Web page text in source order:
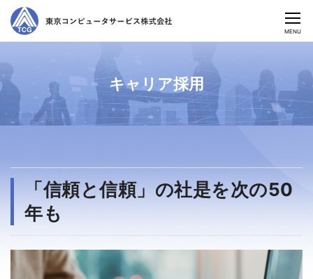
CLOSE
MENU
キャリア採用
「信頼と信頼」の社是を次の50
年も